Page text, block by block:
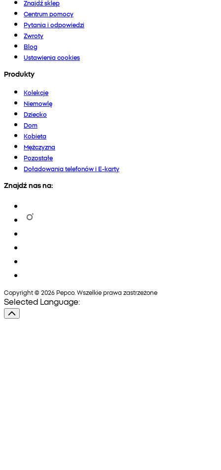
Znajdź sklep
Centrum pomocy
Pytania i odpowiedzi
Zwroty
Blog
Ustawienia cookies
Produkty
Kolekcje
Niemowlę
Dziecko
Dom
Kobieta
Mężczyzna
Pozostałe
Doładowania telefonów i E-karty
Znajdź nas na:
Copyright © 2026 Pepco. Wszelkie prawa zastrzeżone
Selected Language: